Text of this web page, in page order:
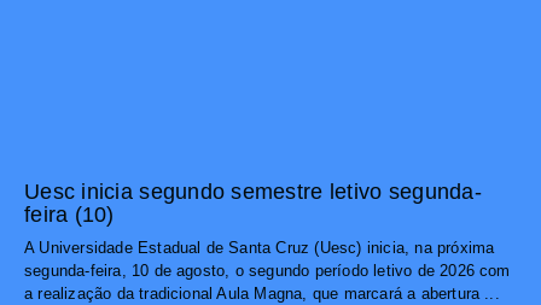
Uesc inicia segundo semestre letivo segunda-
feira (10)
A Universidade Estadual de Santa Cruz (Uesc) inicia, na próxima
segunda-feira, 10 de agosto, o segundo período letivo de 2026 com
a realização da tradicional Aula Magna, que marcará a abertura ...